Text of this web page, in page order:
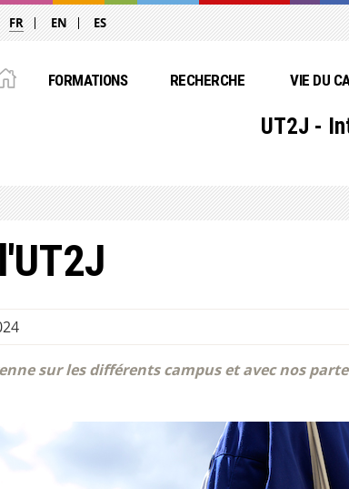
FR EN ES
FORMATIONS RECHERCHE VIE DU
UT2J -
sur les différents campus et avec nos